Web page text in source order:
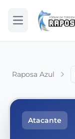
Abrir menu
Raposa Azul
Atacante